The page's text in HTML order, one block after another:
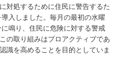
対処するために住民に警告するた
入しました。毎月の最初の水曜
鳴り、住民に危険に対する警戒
の取り組みはプロアクティブであ
識を高めることを目的としていま